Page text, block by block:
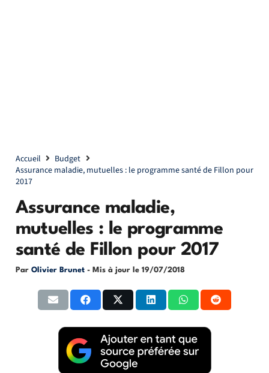
Accueil
Budget
Assurance maladie, mutuelles : le programme santé de Fillon pour
2017
Assurance maladie,
mutuelles : le programme
santé de Fillon pour 2017
Par Olivier Brunet - Mis à jour le 19/07/2018